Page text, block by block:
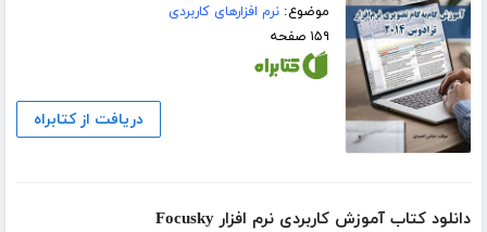
موضوع:نرم افزارهای کاربردی
۱۵۹ صفحه
دریافت از کتابراه
دانلود کتاب آموزش کاربردی نرم افزار Focusky